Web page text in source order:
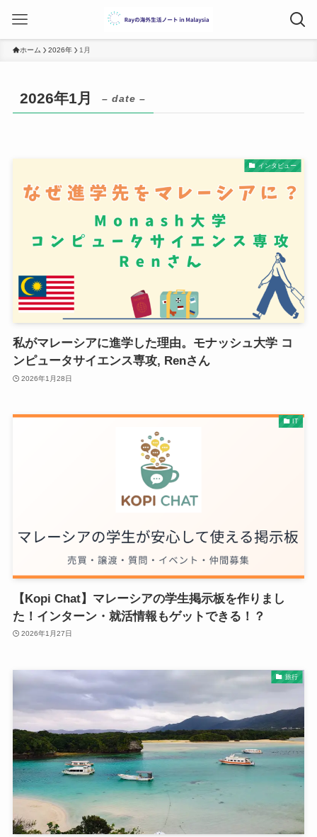
ホーム 2026年 1月
2026年1月 – date –
インタビュー
私がマレーシアに進学した理由。モナッシュ大学 コ
ンピュータサイエンス専攻, Renさん
2026年1月28日
IT
【Kopi Chat】マレーシアの学生掲示板を作りまし
た！インターン・就活情報もゲットできる！？
2026年1月27日
旅行